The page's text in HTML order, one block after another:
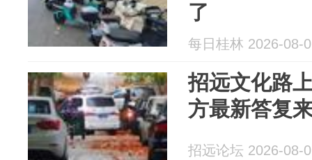
了
每日桂林 2026-08-
招远文化路
方最新答复
招远论坛 2026-08-